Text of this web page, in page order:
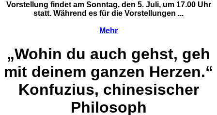
Vorstellung findet am Sonntag, den 5. Juli, um 17.00 Uhr
statt. Während es für die Vorstellungen ...
Mehr
„Wohin du auch gehst, geh
mit deinem ganzen Herzen.“
Konfuzius, chinesischer
Philosoph